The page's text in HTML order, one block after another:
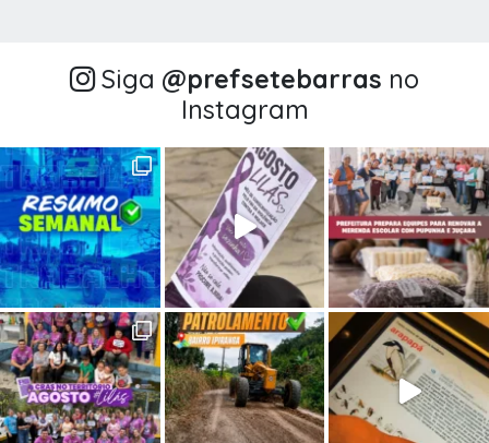
Siga @‌prefsetebarras no
Instagram